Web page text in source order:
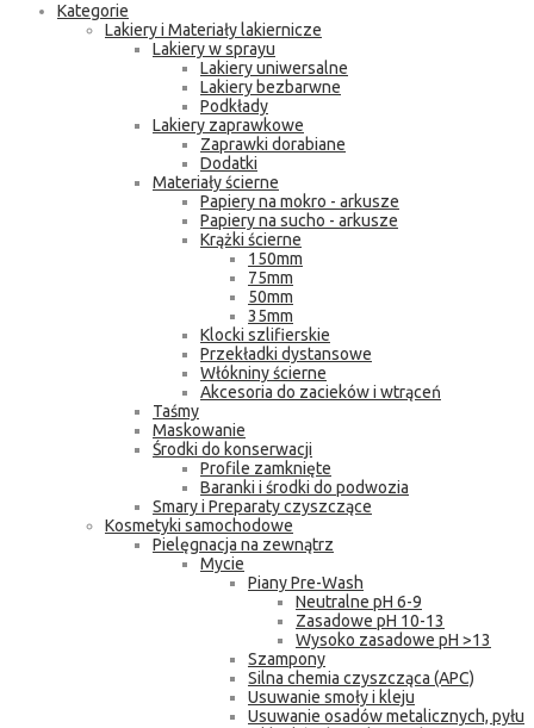
Kategorie
Lakiery i Materiały lakiernicze
Lakiery w sprayu
Lakiery uniwersalne
Lakiery bezbarwne
Podkłady
Lakiery zaprawkowe
Zaprawki dorabiane
Dodatki
Materiały ścierne
Papiery na mokro - arkusze
Papiery na sucho - arkusze
Krążki ścierne
150mm
75mm
50mm
35mm
Klocki szlifierskie
Przekładki dystansowe
Włókniny ścierne
Akcesoria do zacieków i wtrąceń
Taśmy
Maskowanie
Środki do konserwacji
Profile zamknięte
Baranki i środki do podwozia
Smary i Preparaty czyszczące
Kosmetyki samochodowe
Pielęgnacja na zewnątrz
Mycie
Piany Pre-Wash
Neutralne pH 6-9
Zasadowe pH 10-13
Wysoko zasadowe pH >13
Szampony
Silna chemia czyszcząca (APC)
Usuwanie smoły i kleju
Usuwanie osadów metalicznych, pyłu